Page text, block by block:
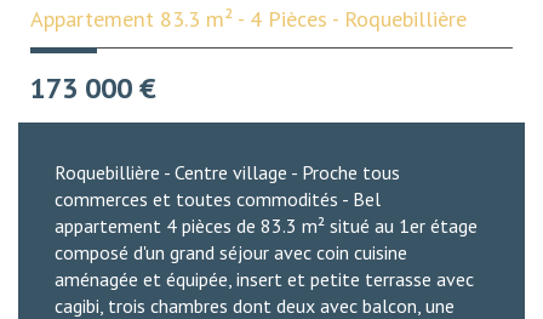
Appartement 83.3 m² - 4 Pièces - Roquebillière
173 000€
Roquebillière - Centre village - Proche tous
commerces et toutes commodités - Bel
appartement 4 pièces de 83.3 m² situé au 1er étage
composé d'un grand séjour avec coin cuisine
aménagée et équipée, insert et petite terrasse avec
cagibi, trois chambres dont deux avec balcon, une